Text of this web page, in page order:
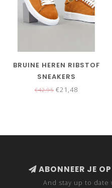
BRUINE HEREN RIBSTOF
SNEAKERS
€42,95 €21,48
ABONNEER JE
And stay up to